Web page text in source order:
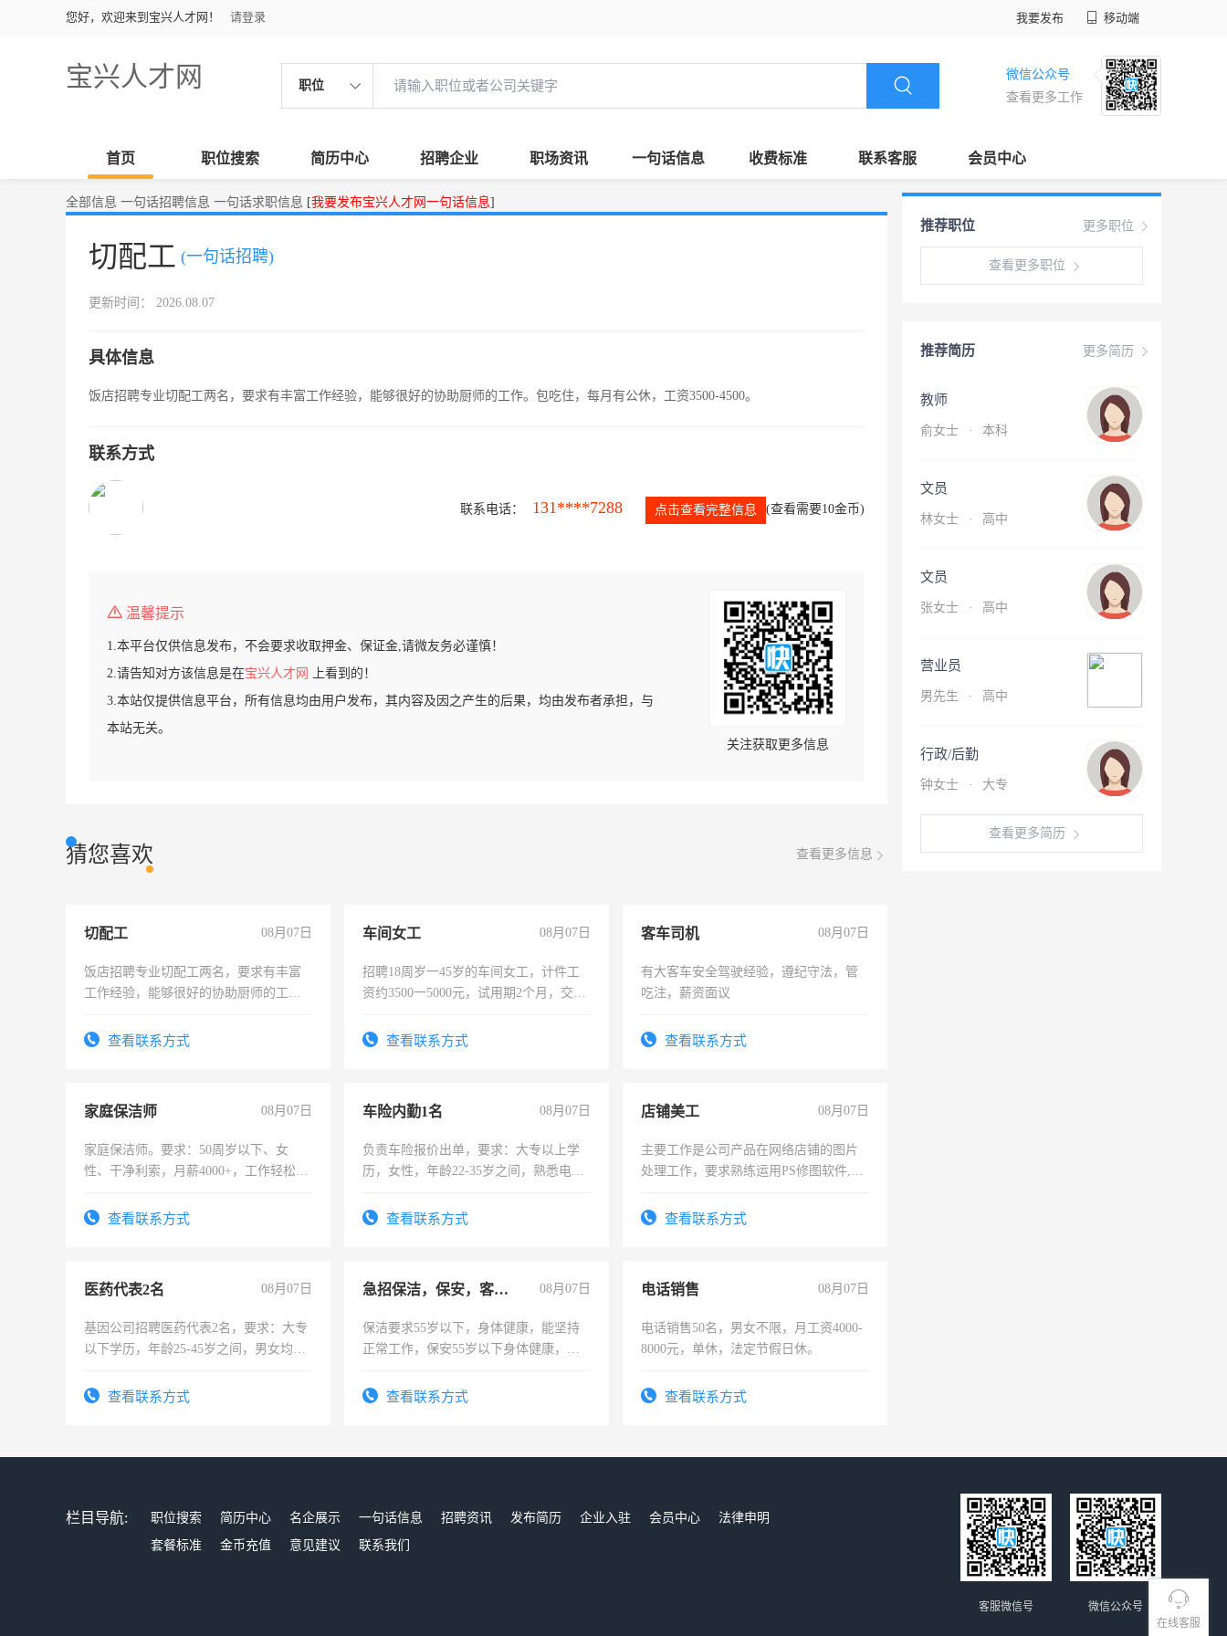
您好，欢迎来到宝兴人才网！ 请登录 我要发布 移动端
宝兴人才网 职位
微信公众号
查看更多工作
首页 职位搜索 简历中心 招聘企业 职场资讯 一句话信息 收费标准 联系客服 会员中心
在线客服
全部信息 一句话招聘信息 一句话求职信息 [我要发布宝兴人才网一句话信息]
切配工 (一句话招聘)
更新时间： 2026.08.07
具体信息
饭店招聘专业切配工两名，要求有丰富工作经验，能够很好的协助厨师的工作。包吃住，每月有公休，工资3500-4500。
联系方式
联系电话： 131****7288 点击查看完整信息 (查看需要10金币)
温馨提示
1.本平台仅供信息发布，不会要求收取押金、保证金,请微友务必谨慎！
2.请告知对方该信息是在宝兴人才网
上看到的！
3.本站仅提供信息平台，所有信息均由用户发布，其内容及因之产生的后果，均由发布者承担，与
本站无关。
关注获取更多信息
猜您喜欢 查看更多信息
切配工 08月07日
饭店招聘专业切配工两名，要求有丰富
工作经验，能够很好的协助厨师的工
4500。查看联系方式
车间女工 08月07日
招聘18周岁一45岁的车间女工，计件工
资约3500一5000元，试用期2个月，交五
查看联系方式
客车司机 08月07日
有大客车安全驾驶经验，遵纪守法，管
吃注，薪资面议
查看联系方式
家庭保洁师 08月07日
家庭保洁师。要求：50周岁以下、女
性、干净利索，月薪4000+，工作轻松，
太太等。查看联系方式
车险内勤1名 08月07日
负责车险报价出单，要求：大专以上学
历，女性，年龄22-35岁之间，熟悉电脑
试用期1-3个月，转正后交纳五险，
查看联系方式
店铺美工 08月07日
主要工作是公司产品在网络店铺的图片
处理工作，要求熟练运用PS修图软件,工
查看联系方式
医药代表2名 08月07日
基因公司招聘医药代表2名，要求：大专
以下学历，年龄25-45岁之间，男女均
表或者有医学资质的优先，底薪+绩效，
查看联系方式
急招保洁，保安，客服，工程 08月07日
保洁要求55岁以下，身体健康，能坚持
正常工作，保安55岁以下身体健康，有
录，客服要求45岁以下高中以上文化，
查看联系方式
电话销售 08月07日
电话销售50名，男女不限，月工资4000-
8000元，单休，法定节假日休。
查看联系方式
更多职位
推荐职位
查看更多职位
更多简历
推荐简历
教师
俞女士 · 本科
文员
林女士 · 高中
文员
张女士 · 高中
营业员
男先生 · 高中
行政/后勤
钟女士 · 大专
查看更多简历
栏目导航: 职位搜索 简历中心 名企展示 一句话信息 招聘资讯 发布简历 企业入驻 会员中心
法律申明
套餐标准
金币充值 意见建议 联系我们
微信公众号
客服微信号